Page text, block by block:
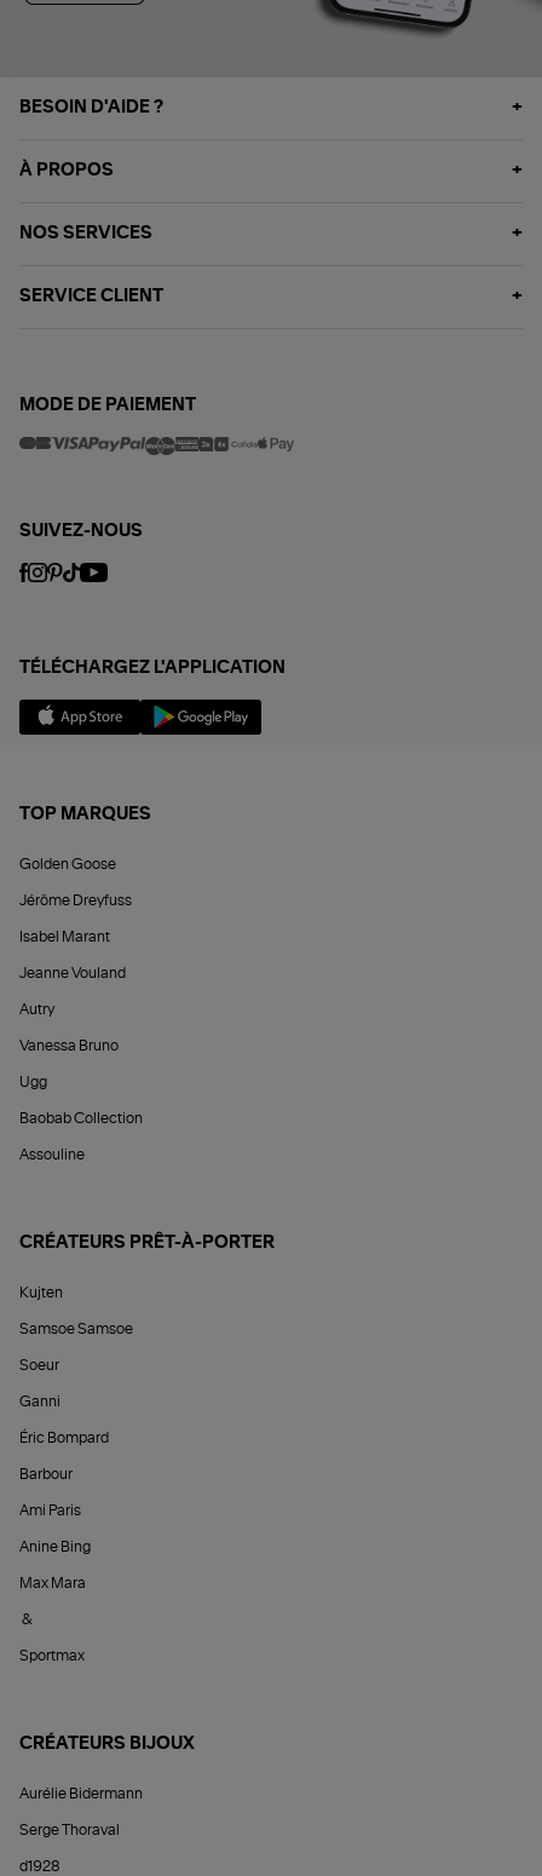
BESOIN D'AIDE ?
À PROPOS
NOS SERVICES
SERVICE CLIENT
MODE DE PAIEMENT
SUIVEZ-NOUS
TÉLÉCHARGEZ L'APPLICATION
TOP MARQUES
Golden Goose
Jérôme Dreyfuss
Isabel Marant
Jeanne Vouland
Autry
Vanessa Bruno
Ugg
Baobab Collection
Assouline
CRÉATEURS PRÊT-À-PORTER
Kujten
Samsoe Samsoe
Soeur
Ganni
Éric Bompard
Barbour
Ami Paris
Anine Bing
Max Mara
&
Sportmax
CRÉATEURS BIJOUX
Aurélie Bidermann
Serge Thoraval
d1928